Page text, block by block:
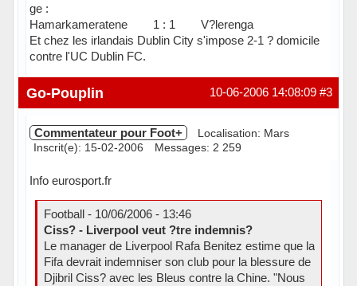
ge :
Hamarkameratene 1 : 1 V?lerenga
Et chez les irlandais Dublin City s'impose 2-1 ? domicile
contre l'UC Dublin FC.
Hors ligne #3
10-06-2006 14:08:09
Go-Pouplin
Commentateur pour Foot+
Localisation: Mars
Inscrit(e): 15-02-2006
Messages: 2 259
Info eurosport.fr
Football - 10/06/2006 - 13:46
Ciss? - Liverpool veut ?tre indemnis?
Le manager de Liverpool Rafa Benitez estime que la
Fifa devrait indemniser son club pour la blessure de
Djibril Ciss? avec les Bleus contre la Chine. "Nous